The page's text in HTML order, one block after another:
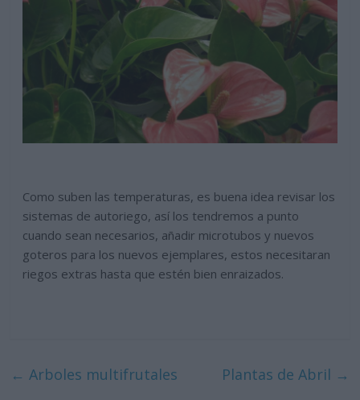
Como suben las temperaturas, es buena idea revisar los
sistemas de autoriego, así los tendremos a punto
cuando sean necesarios, añadir microtubos y nuevos
goteros para los nuevos ejemplares, estos necesitaran
riegos extras hasta que estén bien enraizados.
← Arboles multifrutales Plantas de Abril →